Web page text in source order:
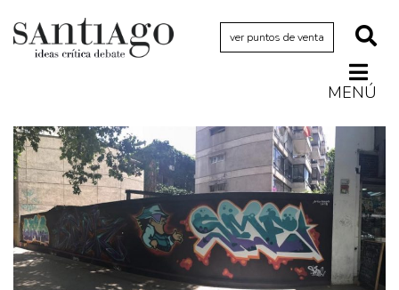
ver puntos de venta
MENÚ
Actualidad
Archivo Cenfoto-UDP
Arquetipos de situación
Artes visuales
Ciencia
Cine y televisión